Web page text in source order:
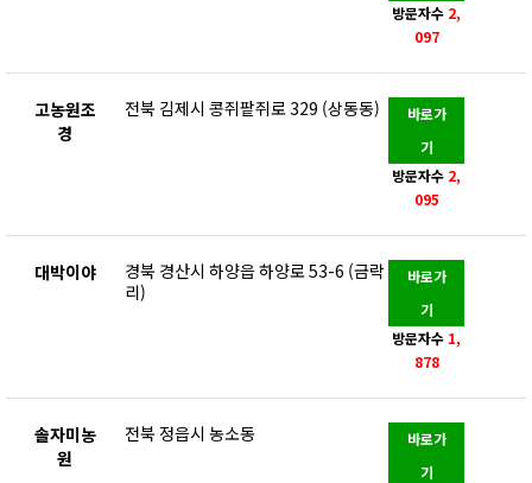
방문자수 2,
097
고농원조
경
전북 김제시 콩쥐팥쥐로 329 (상동동)
바로가
기
방문자수 2,
095
대박이야
경북 경산시 하양읍 하양로 53-6 (금락
리)
바로가
기
방문자수 1,
878
솔자미농
원
전북 정읍시 농소동
바로가
기